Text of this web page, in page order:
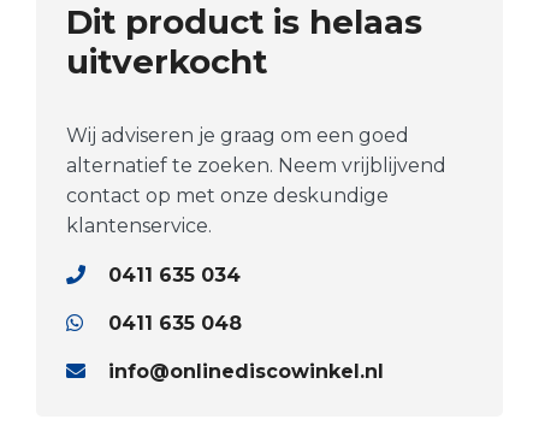
Dit product is helaas
uitverkocht
Wij adviseren je graag om een goed
alternatief te zoeken. Neem vrijblijvend
contact op met onze deskundige
klantenservice.
0411 635 034
0411 635 048
info@onlinediscowinkel.nl